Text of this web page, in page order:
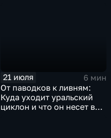
21 июля
6 мин
От паводков к ливням:
Куда уходит уральский
циклон и что он несет в